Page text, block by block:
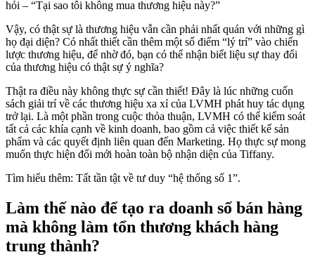
hỏi – “Tại sao tôi không mua thương hiệu này?”
Vậy, có thật sự là thương hiệu vẫn cần phải nhất quán với những gì
họ đại diện? Có nhất thiết cần thêm một số điểm “lý trí” vào chiến
lược thương hiệu, để nhờ đó, bạn có thể nhận biết liệu sự thay đổi
của thương hiệu có thật sự ý nghĩa?
Thật ra điều này không thực sự cần thiết! Đây là lúc những cuốn
sách giải trí về các thương hiệu xa xỉ của LVMH phát huy tác dụng
trở lại. Là một phần trong cuộc thỏa thuận, LVMH có thể kiểm soát
tất cả các khía cạnh về kinh doanh, bao gồm cả việc thiết kế sản
phẩm và các quyết định liên quan đến Marketing. Họ thực sự mong
muốn thực hiện đổi mới hoàn toàn bộ nhận diện của Tiffany.
Tìm hiểu thêm: Tất tần tật về tư duy “hệ thống số 1”.
Làm thế nào để tạo ra doanh số bán hàng
mà không làm tổn thương khách hàng
trung thành?